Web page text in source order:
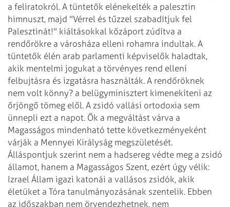
a feliratokról. A tüntetők elénekelték a palesztin
himnuszt, majd "Vérrel és tűzzel szabadítjuk fel
Palesztinát!" kiáltásokkal kőzáport zúdítva a
rendőrökre a városháza elleni rohamra indultak. A
tüntetők élén arab parlamenti képviselők haladtak,
akik mentelmi jogukat a törvényes rend elleni
felbujtásra és izgatásra használták. A rendőröknek
nem volt könny? a belügyminisztert kimenekíteni az
őrjöngő tömeg elől. A zsidó vallási ortodoxia sem
ünnepli ezt a napot. Ők a megváltást várva a
Magasságos mindenható tette következményeként
várják a Mennyei Királyság megszületését.
Álláspontjuk szerint nem a hadsereg védte meg a zsidó
államot, hanem a Magasságos Szent, ezért úgy vélik:
Izrael Állam igazi katonái a vallásos zsidók, akik
életüket a Tóra tanulmányozásának szentelik. Ebben
az időszakban nem örvendezhetnek, nem